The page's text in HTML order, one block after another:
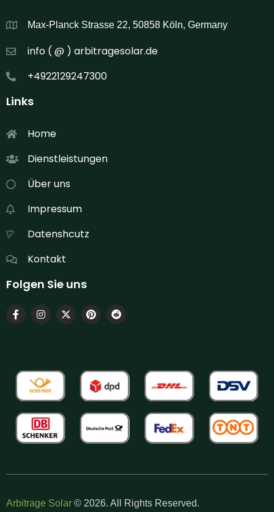
Max-Planck Strasse 22, 50858 Köln, Germany
info ( @ ) arbitragesolar.de
+4922129247300
Links
Home
Dienstleistungen
Über uns
Impressum
Datenshcutz
Kontakt
Folgen Sie uns
Arbitrage Solar © 2026. All Rights Reserved.